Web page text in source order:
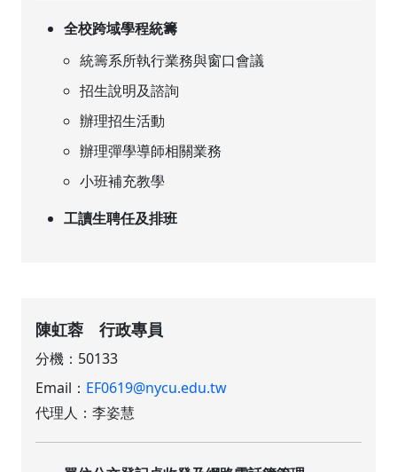
全校跨域學程統籌
統籌系所執行業務與窗口會議
招生說明及諮詢
辦理招生活動
辦理彈學導師相關業務
小班補充教學
工讀生聘任及排班
陳虹蓉 行政專員
分機：50133
Email： EF0619@nycu.edu.tw
代理人：李姿慧